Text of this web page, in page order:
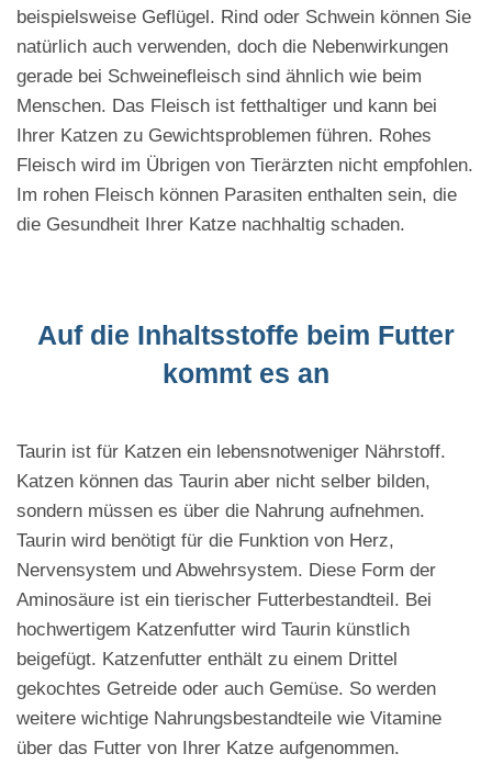
beispielsweise Geflügel. Rind oder Schwein können Sie
natürlich auch verwenden, doch die Nebenwirkungen
gerade bei Schweinefleisch sind ähnlich wie beim
Menschen. Das Fleisch ist fetthaltiger und kann bei
Ihrer Katzen zu Gewichtsproblemen führen. Rohes
Fleisch wird im Übrigen von Tierärzten nicht empfohlen.
Im rohen Fleisch können Parasiten enthalten sein, die
die Gesundheit Ihrer Katze nachhaltig schaden.
Auf die Inhaltsstoffe beim Futter
kommt es an
Taurin ist für Katzen ein lebensnotweniger Nährstoff.
Katzen können das Taurin aber nicht selber bilden,
sondern müssen es über die Nahrung aufnehmen.
Taurin wird benötigt für die Funktion von Herz,
Nervensystem und Abwehrsystem. Diese Form der
Aminosäure ist ein tierischer Futterbestandteil. Bei
hochwertigem Katzenfutter wird Taurin künstlich
beigefügt. Katzenfutter enthält zu einem Drittel
gekochtes Getreide oder auch Gemüse. So werden
weitere wichtige Nahrungsbestandteile wie Vitamine
über das Futter von Ihrer Katze aufgenommen.